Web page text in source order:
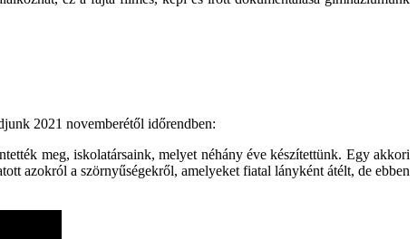
2021 novemberétől időrendben:
meg, iskolatársaink, melyet néhány éve készítettünk. Egy akkori
azokról a szörnyűségekről, amelyeket fiatal lányként átélt, de ebben